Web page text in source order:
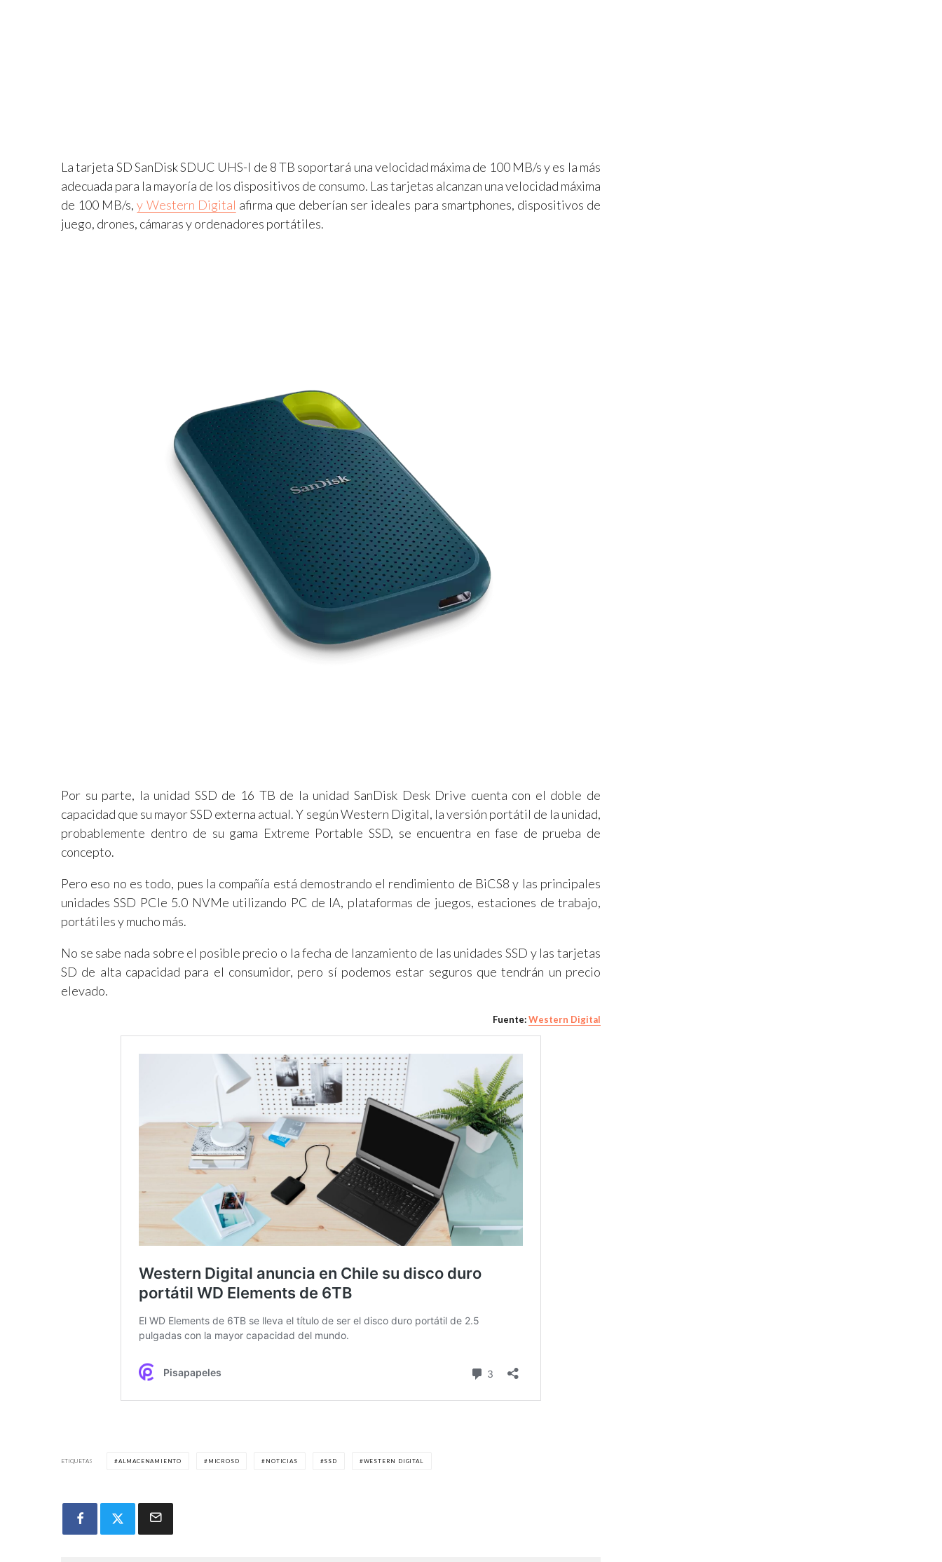
La tarjeta SD SanDisk SDUC UHS-I de 8 TB soportará una velocidad máxima de 100 MB/s y es la más
adecuada para la mayoría de los dispositivos de consumo. Las tarjetas alcanzan una velocidad máxima
de 100 MB/s,y Western Digital afirma que deberían ser ideales para smartphones, dispositivos de
juego, drones, cámaras y ordenadores portátiles.
Por su parte, la unidad SSD de 16 TB de la unidad SanDisk Desk Drive cuenta con el doble de
capacidad que su mayor SSD externa actual. Y según Western Digital, la versión portátil de la unidad,
probablemente dentro de su gama Extreme Portable SSD, se encuentra en fase de prueba de
concepto.
Pero eso no es todo, pues la compañía está demostrando el rendimiento de BiCS8 y las principales
unidades SSD PCIe 5.0 NVMe utilizando PC de IA, plataformas de juegos, estaciones de trabajo,
portátiles y mucho más.
No se sabe nada sobre el posible precio o la fecha de lanzamiento de las unidades SSD y las tarjetas
SD de alta capacidad para el consumidor, pero sí podemos estar seguros que tendrán un precio
elevado.
Fuente:Western Digital
ETIQUETAS ALMACENAMIENTO MICROSD NOTICIAS SSD WESTERN DIGITAL